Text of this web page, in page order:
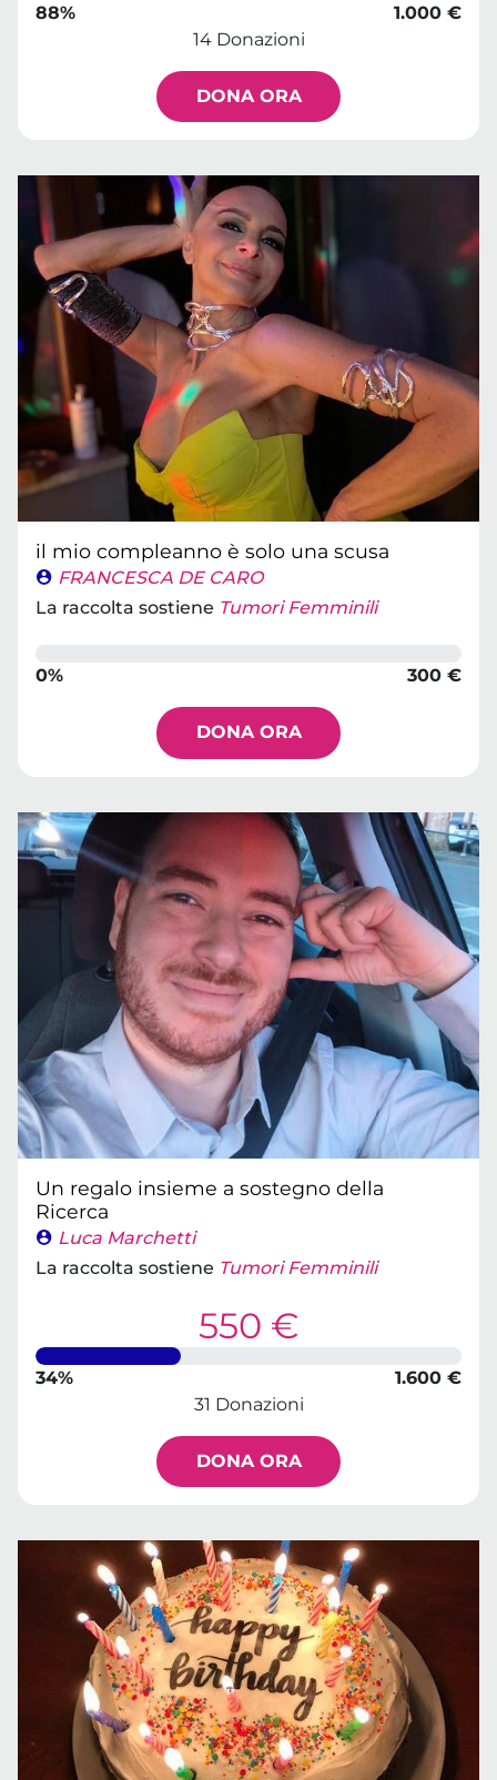
88%
1.000 €
14 Donazioni
DONA ORA
il mio compleanno è solo una scusa
FRANCESCA DE CARO
La raccolta sostiene Tumori Femminili
0% 300 €
DONA ORA
Un regalo insieme a sostegno della
Ricerca
Luca Marchetti
La raccolta sostiene Tumori Femminili
550 €
34%
1.600 €
31 Donazioni
DONA ORA